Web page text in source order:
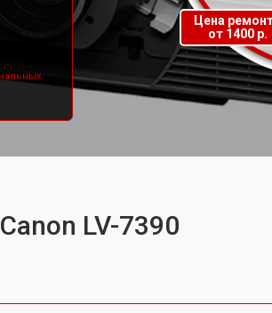
Цена
от 1400 р.
LV-7390